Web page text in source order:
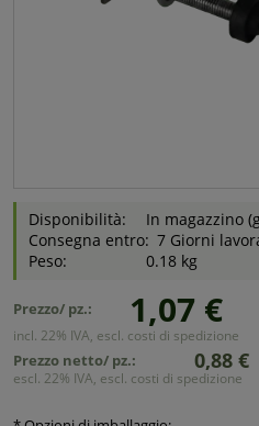
Disponibilità:
In magazzino
Consegna entro: 7 Giorni
Peso:
0.18 kg
Prezzo/ pz.: 1,07 €
incl. 22% IVA, escl. costi di spedizione
Prezzo netto/ pz.: 0,88 €
escl. 22% IVA, escl. costi di spedizione